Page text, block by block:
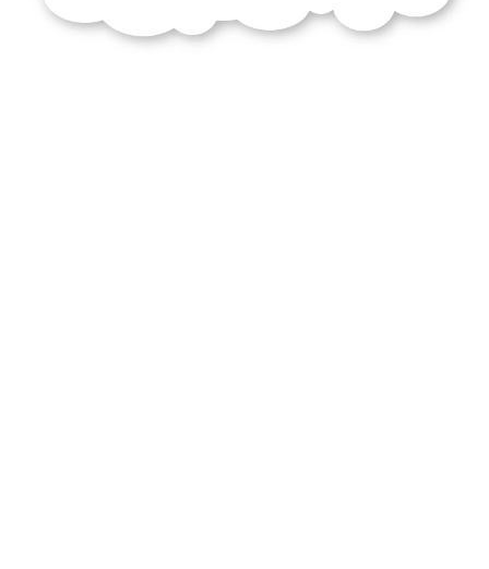
collège lycée